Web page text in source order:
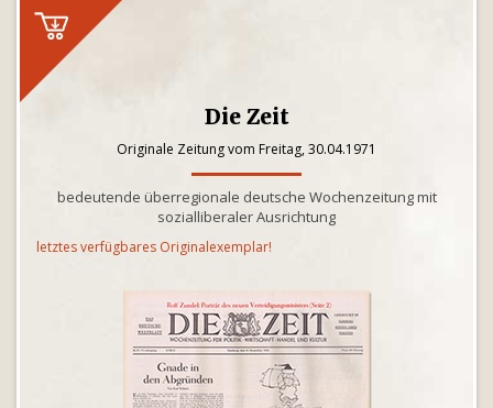
Die Zeit
Originale Zeitung vom Freitag, 30.04.1971
bedeutende überregionale deutsche Wochenzeitung mit
sozialliberaler Ausrichtung
letztes verfügbares Originalexemplar!